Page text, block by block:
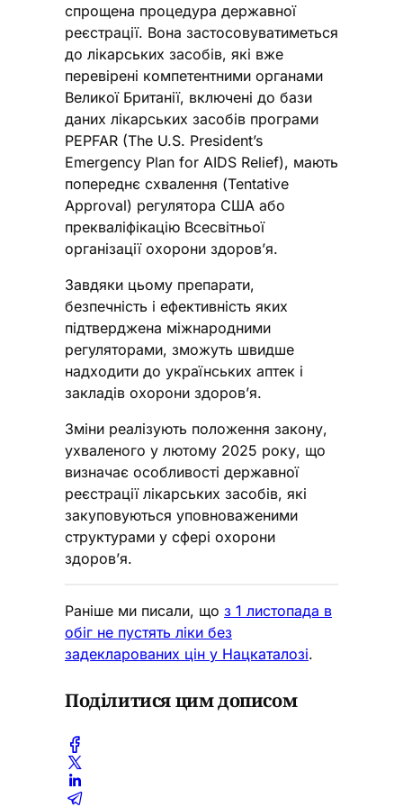
спрощена процедура державної
реєстрації. Вона застосовуватиметься
до лікарських засобів, які вже
перевірені компетентними органами
Великої Британії, включені до бази
даних лікарських засобів програми
PEPFAR (The U.S. President’s
Emergency Plan for AIDS Relief), мають
попереднє схвалення (Tentative
Approval) регулятора США або
прекваліфікацію Всесвітньої
організації охорони здоров’я.
Завдяки цьому препарати,
безпечність і ефективність яких
підтверджена міжнародними
регуляторами, зможуть швидше
надходити до українських аптек і
закладів охорони здоров’я.
Зміни реалізують положення закону,
ухваленого у лютому 2025 року, що
визначає особливості державної
реєстрації лікарських засобів, які
закуповуються уповноваженими
структурами у сфері охорони
здоров’я.
Раніше ми писали, що з 1 листопада в
обіг не пустять ліки без
задекларованих цін у Нацкаталозі.
Поділитися цим дописом